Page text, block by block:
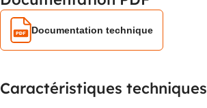
Documentation technique
Caractéristiques techniques